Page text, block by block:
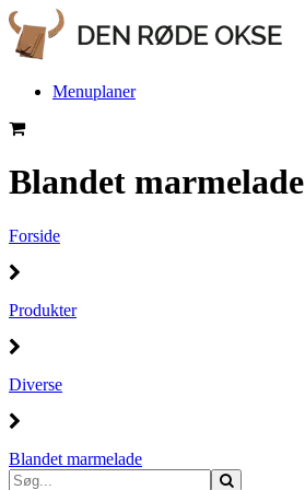
Menuplaner
Blandet marmelade
Forside
Produkter
Diverse
Blandet marmelade